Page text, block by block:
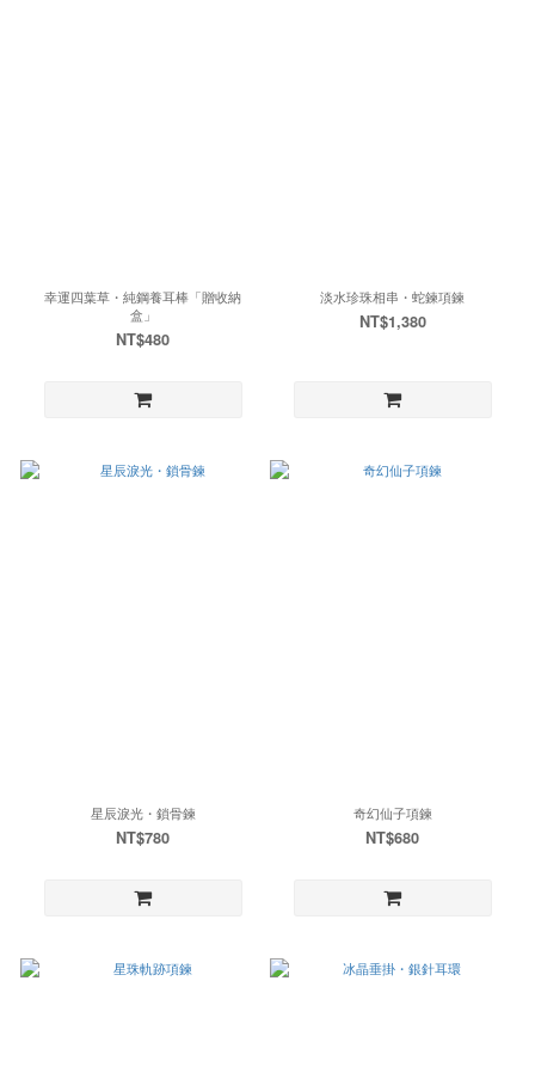
幸運四葉草・純鋼養耳棒「贈收納
盒」
NT$480
淡水珍珠相串・蛇鍊項鍊
NT$1,380
星辰淚光・鎖骨鍊
NT$780
奇幻仙子項鍊
NT$680